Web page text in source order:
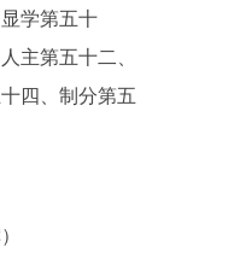
学第五十
主第五十二、
四、制分第五